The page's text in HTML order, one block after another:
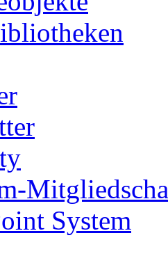
System